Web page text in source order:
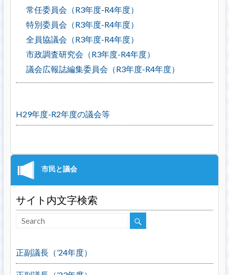
常任委員会（R3年度-R4年度）
特別委員会（R3年度-R4年度）
全員協議会（R3年度-R4年度）
市政調査研究会（R3年度-R4年度）
議会広報誌編集委員会（R3年度-R4年度）
H29年度-R2年度の議会等
サイト内文字検索
正副議長（’24年度）